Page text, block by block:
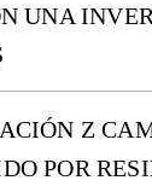
UNA
Z
POR